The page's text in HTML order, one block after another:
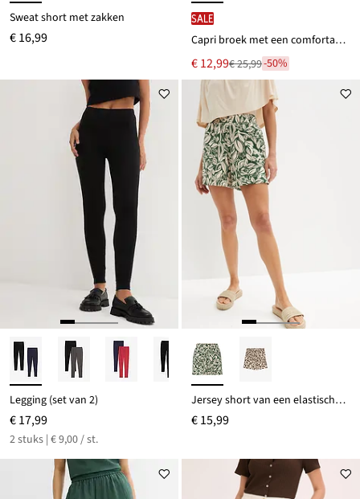
Sweat short met zakken
€ 16,99
SALE
Capri broek met een comfortabele band
Nu
voor
€ 12,99
Van
€ 25,99
€ 25,99-50%
Legging (set van 2)
€ 17,99
2 stuks | € 9,00 / st.
Jersey short van een elastische katoenmix
€ 15,99